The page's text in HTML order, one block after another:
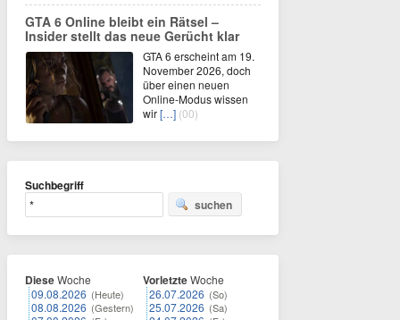
GTA 6 Online bleibt ein Rätsel –
Insider stellt das neue Gerücht klar
GTA 6 erscheint am 19.
November 2026, doch
über einen neuen
Online-Modus wissen
wir[…] (00)
Suchbegriff
suchen
DieseWoche
09.08.2026 (Heute)
08.08.2026 (Gestern)
VorletzteWoche
26.07.2026 (So)
25.07.2026 (Sa)